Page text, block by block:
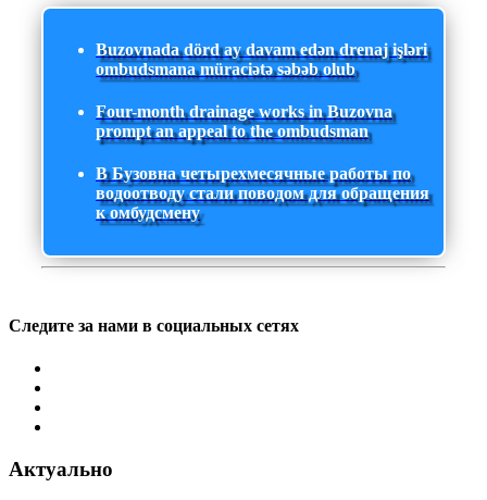
Buzovnada dörd ay davam edən drenaj işləri
ombudsmana müraciətə səbəb olub
Four-month drainage works in Buzovna
prompt an appeal to the ombudsman
В Бузовна четырехмесячные работы по
водоотводу стали поводом для обращения
к омбудсмену
Следите за нами в социальных сетях
Актуально